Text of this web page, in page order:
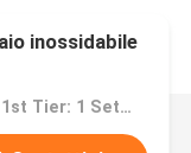
inossidabile
Prezzo：1st Tier: 1 Set, Unit Price USD 3.00 2nd Tier: 2-5 Sets, Unit Price USD 2.00 3rd Tier: Over 5 Sets, Unit Price USD 1.00